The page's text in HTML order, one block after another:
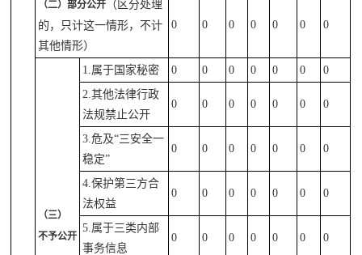
（二）部分公开 （区分处理
的，只计这一情形，不计
其他情形）
0 0 0 0 0 0 0
（三）
不予公开
1.属于国家秘密 0 0 0 0 0 0
0
2.其他法律行政
法规禁止公开
0 0 0 0 0 0 0
3.危及“三安全一
稳定”
0 0 0 0 0 0 0
4.保护第三方合
法权益
0 0 0 0 0 0 0
5.属于三类内部
事务信息
0 0 0 0 0 0 0